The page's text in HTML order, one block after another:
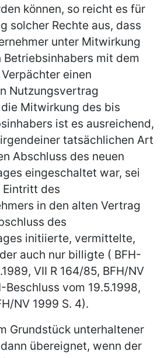
können, so reicht es für
solcher Rechte aus, dass
unter Mitwirkung
Betriebsinhabers mit dem
einen
Nutzungsvertrag
Mitwirkung des bis
ist es ausreichend,
tatsächlichen Art
Abschluss des neuen
eingeschaltet war, sei
Eintritt des
in den alten Vertrag
des
initiierte, vermittelte,
auch nur billigte ( BFH-
VII R 164/85, BFH/NV
Beschluss vom 19.5.1998,
NV 1999 S. 4).
Grundstück unterhaltener
übereignet, wenn der